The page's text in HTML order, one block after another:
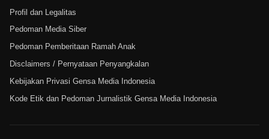
Profil dan Legalitas
Pedoman Media Siber
Pedoman Pemberitaan Ramah Anak
Disclaimers / Pernyataan Penyangkalan
Kebijakan Privasi Gensa Media Indonesia
Kode Etik dan Pedoman Jurnalistik Gensa Media Indonesia